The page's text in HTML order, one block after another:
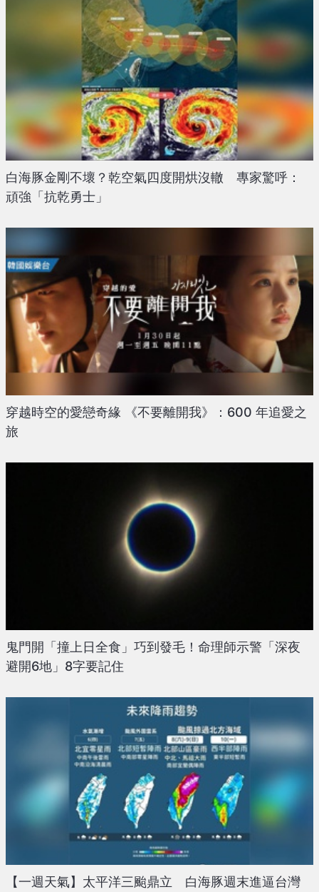
白海豚金剛不壞？乾空氣四度開烘沒轍 專家驚呼：
頑強「抗乾勇士」
穿越時空的愛戀奇緣 《不要離開我》：600 年追愛之
旅
鬼門開「撞上日全食」巧到發毛！命理師示警「深夜
避開6地」8字要記住
【一週天氣】太平洋三颱鼎立 白海豚週末進逼台灣